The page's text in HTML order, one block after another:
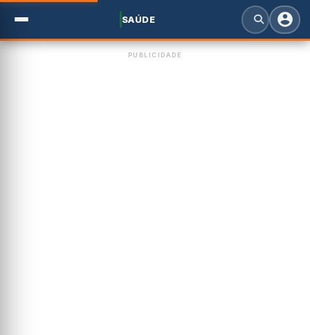
SAÚDE
PUBLICIDADE